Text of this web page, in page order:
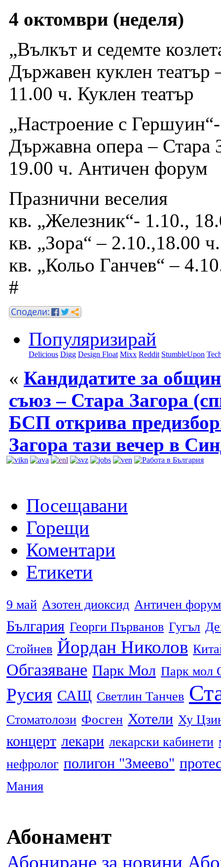
4 октомври (неделя)
„Вълкът и седемте
Държавен куклен театър
11.00 ч. Куклен театър
„Настроение с
Държавна опера – Стара
19.00 ч. Античен форум
Празнични веселия
кв. „Железник“- 1.10.,
кв. „Зора“ – 2.10.,18.00 ч.
кв. „Кольо Ганчев“ –
#
Популяризирай
Delicious Digg Design Float Mixx Reddit StumbleUpon
« Кандидатите за
съюз – Стара Загора
БСП открива
Загора тази вечер в
Посещавани
Горещи
Коментари
Етикети
9 май Азотен диоксид Античен форум
България Георги Първанов Гугъл
Стойнев Йордан Николов
Обгазяване Парк Мол Парк мол
Русия САЩ Светлин Танчев
Стоматолози Фосген Хотели Ху
концерт лекари лекарски кабинети
нефролог полигон "Змеево"
Мания
Абонамент
Абониране за новини